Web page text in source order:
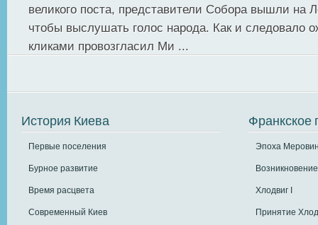
великого поста, представители Собора вышли на
чтобы выслушать голос народа. Как и следовало
кликами провозгласил Ми ...
История Киева
Первые поселения
Бурное развитие
Время расцвета
Современный Киев
Франкское
Эпоха
Хлодвиг I
Принятие